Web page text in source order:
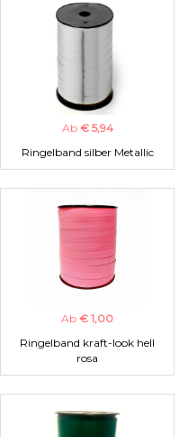
Ab € 5,94
Ringelband silber Metallic
Ab € 1,00
Ringelband kraft-look hell
rosa